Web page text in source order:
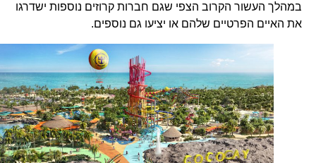
במהלך העשור הקרוב הצפי שגם חברות קרוזים נוספות ישדרגו
את האיים הפרטיים שלהם או יציעו גם נוספים.